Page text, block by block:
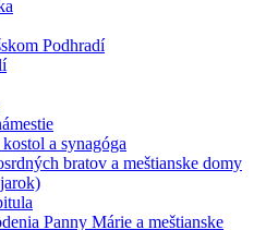
Podhradí
a synagóga
bratov a meštianske domy
Panny Márie a meštianske